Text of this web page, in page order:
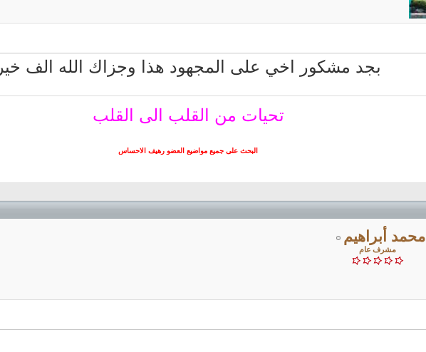
بجد مشكور اخي على المجهود هذا وجزاك الله الف خير
تحيات من القلب الى القلب
البحث على جميع مواضيع العضو رهيف الاحساس
محمد أبراهيم
مشرف عام